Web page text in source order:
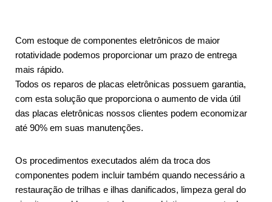
Com estoque de componentes eletrônicos de maior
rotatividade podemos proporcionar um prazo de entrega
mais rápido.
Todos os reparos de placas eletrônicas possuem garantia,
com esta solução que proporciona o aumento de vida útil
das placas eletrônicas nossos clientes podem economizar
até 90% em suas manutenções.
Os procedimentos executados além da troca dos
componentes podem incluir também quando necessário a
restauração de trilhas e ilhas danificados, limpeza geral do